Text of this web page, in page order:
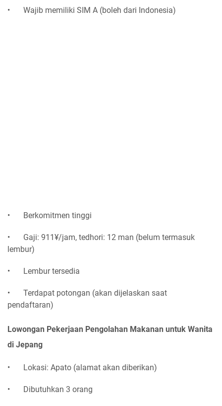
• Wajib memiliki SIM A (boleh dari Indonesia)
• Berkomitmen tinggi
•
Gaji: 911¥/jam, tedhori: 12 man (belum termasuk
lembur)
• Lembur tersedia
•
Terdapat potongan (akan dijelaskan saat
pendaftaran)
Lowongan Pekerjaan Pengolahan Makanan untuk Wanita
di Jepang
• Lokasi: Apato (alamat akan diberikan)
• Dibutuhkan 3 orang